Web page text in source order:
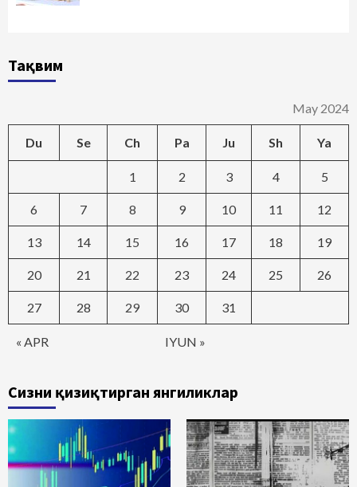
Тақвим
May 2024
Du Se Ch Pa Ju Sh Ya
« APR IYUN »
1 2 3 4 5
6 7 8 9 10 11 12
13 14 15 16 17 18 19
20 21 22 23 24 25 26
27 28 29 30 31
Сизни қизиқтирган янгиликлар